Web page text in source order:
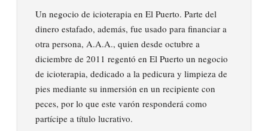
Un negocio de icioterapia en El Puerto. Parte del
dinero estafado, además, fue usado para financiar a
otra persona, A.A.A., quien desde octubre a
diciembre de 2011 regentó en El Puerto un negocio
de icioterapia, dedicado a la pedicura y limpieza de
pies mediante su inmersión en un recipiente con
peces, por lo que este varón responderá como
partícipe a título lucrativo.